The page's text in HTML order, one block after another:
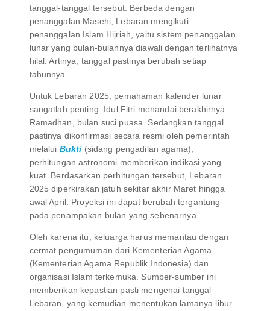
tanggal-tanggal tersebut. Berbeda dengan
penanggalan Masehi, Lebaran mengikuti
penanggalan Islam Hijriah, yaitu sistem penanggalan
lunar yang bulan-bulannya diawali dengan terlihatnya
hilal. Artinya, tanggal pastinya berubah setiap
tahunnya.
Untuk Lebaran 2025, pemahaman kalender lunar
sangatlah penting. Idul Fitri menandai berakhirnya
Ramadhan, bulan suci puasa. Sedangkan tanggal
pastinya dikonfirmasi secara resmi oleh pemerintah
melalui Bukti (sidang pengadilan agama),
perhitungan astronomi memberikan indikasi yang
kuat. Berdasarkan perhitungan tersebut, Lebaran
2025 diperkirakan jatuh sekitar akhir Maret hingga
awal April. Proyeksi ini dapat berubah tergantung
pada penampakan bulan yang sebenarnya.
Oleh karena itu, keluarga harus memantau dengan
cermat pengumuman dari Kementerian Agama
(Kementerian Agama Republik Indonesia) dan
organisasi Islam terkemuka. Sumber-sumber ini
memberikan kepastian pasti mengenai tanggal
Lebaran, yang kemudian menentukan lamanya libur